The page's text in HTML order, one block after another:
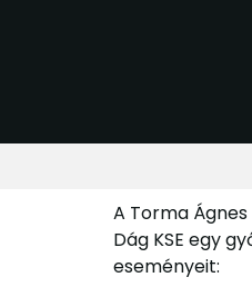
A Torma
Dág KSE egy
eseményeit: